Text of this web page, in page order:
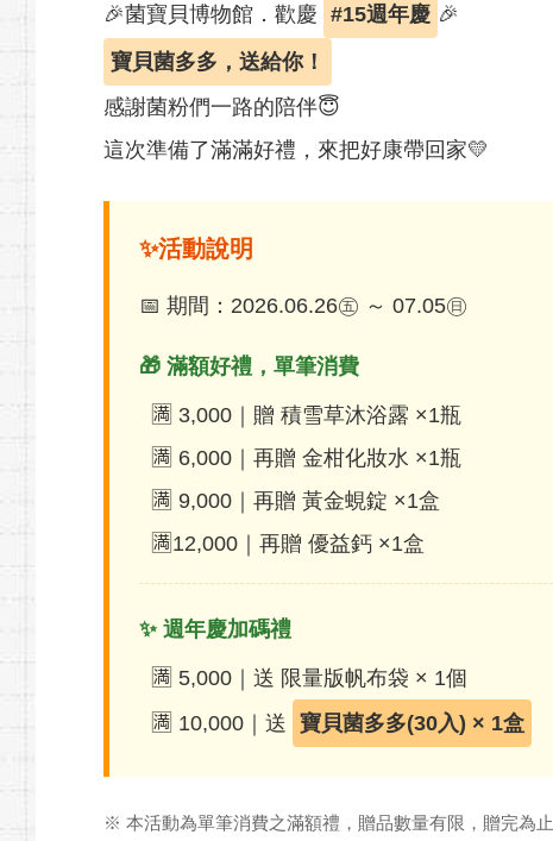
🎉菌寶貝博物館．歡慶 #15週年慶 🎉
寶貝菌多多，送給你！
感謝菌粉們一路的陪伴😇
這次準備了滿滿好禮，來把好康帶回家💛
✨活動說明
📅 期間：2026.06.26㊄ ～ 07.05㊐
🎁 滿額好禮，單筆消費
🈵 3,000｜贈 積雪草沐浴露 ×1瓶
🈵 6,000｜再贈 金柑化妝水 ×1瓶
🈵 9,000｜再贈 黃金蜆錠 ×1盒
🈵12,000｜再贈 優益鈣 ×1盒
✨ 週年慶加碼禮
🈵 5,000｜送 限量版帆布袋 × 1個
🈵 10,000｜送
寶貝菌多多(30入) × 1盒
※ 本活動為單筆消費之滿額禮，贈品數量有限，贈完為止